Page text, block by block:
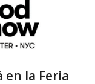
en la Feria